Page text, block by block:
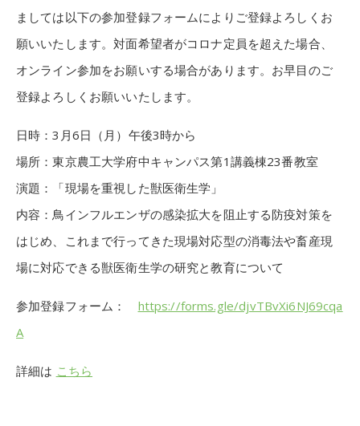
ましては以下の参加登録フォームによりご登録よろしくお
願いいたします。対面希望者がコロナ定員を超えた場合、
オンライン参加をお願いする場合があります。お早目のご
登録よろしくお願いいたします。
日時：3月6日（月）午後3時から
場所：東京農工大学府中キャンパス第1講義棟23番教室
演題：「現場を重視した獣医衛生学」
内容：鳥インフルエンザの感染拡大を阻止する防疫対策を
はじめ、これまで行ってきた現場対応型の消毒法や畜産現
場に対応できる獣医衛生学の研究と教育について
参加登録フォーム： https://forms.gle/djvTBvXi6NJ69cqa
A
詳細は こちら